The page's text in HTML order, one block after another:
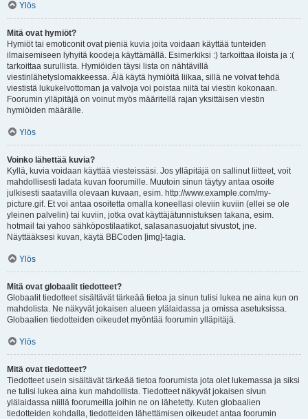
Ylös
Mitä ovat hymiöt?
Hymiöt tai emoticonit ovat pieniä kuvia joita voidaan käyttää tunteiden
ilmaisemiseen lyhyitä koodeja käyttämällä. Esimerkiksi :) tarkoittaa iloista ja :(
tarkoittaa surullista. Hymiöiden täysi lista on nähtävillä
viestinlähetyslomakkeessa. Älä käytä hymiöitä liikaa, sillä ne voivat tehdä
viestistä lukukelvottoman ja valvoja voi poistaa niitä tai viestin kokonaan.
Foorumin ylläpitäjä on voinut myös määritellä rajan yksittäisen viestin
hymiöiden määrälle.
Ylös
Voinko lähettää kuvia?
Kyllä, kuvia voidaan käyttää viesteissäsi. Jos ylläpitäjä on sallinut liitteet, voit
mahdollisesti ladata kuvan foorumille. Muutoin sinun täytyy antaa osoite
julkisesti saatavilla olevaan kuvaan, esim. http://www.example.com/my-
picture.gif. Et voi antaa osoitetta omalla koneellasi oleviin kuviin (ellei se ole
yleinen palvelin) tai kuviin, jotka ovat käyttäjätunnistuksen takana, esim.
hotmail tai yahoo sähköpostilaatikot, salasanasuojatut sivustot, jne.
Näyttääksesi kuvan, käytä BBCoden [img]-tagia.
Ylös
Mitä ovat globaalit tiedotteet?
Globaalit tiedotteet sisältävät tärkeää tietoa ja sinun tulisi lukea ne aina kun on
mahdolista. Ne näkyvät jokaisen alueen ylälaidassa ja omissa asetuksissa.
Globaalien tiedotteiden oikeudet myöntää foorumin ylläpitäjä.
Ylös
Mitä ovat tiedotteet?
Tiedotteet usein sisältävät tärkeää tietoa foorumista jota olet lukemassa ja siksi
ne tulisi lukea aina kun mahdollista. Tiedotteet näkyvät jokaisen sivun
ylälaidassa niillä foorumeilla joihin ne on lähetetty. Kuten globaalien
tiedotteiden kohdalla, tiedotteiden lähettämisen oikeudet antaa foorumin